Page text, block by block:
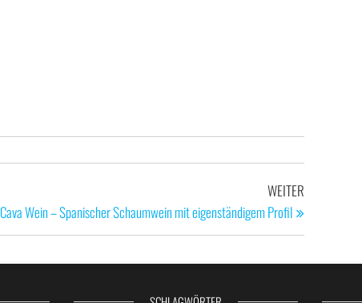
Nächster
Beitrag
WEITER
Cava Wein – Spanischer Schaumwein mit eigenständigem Profil